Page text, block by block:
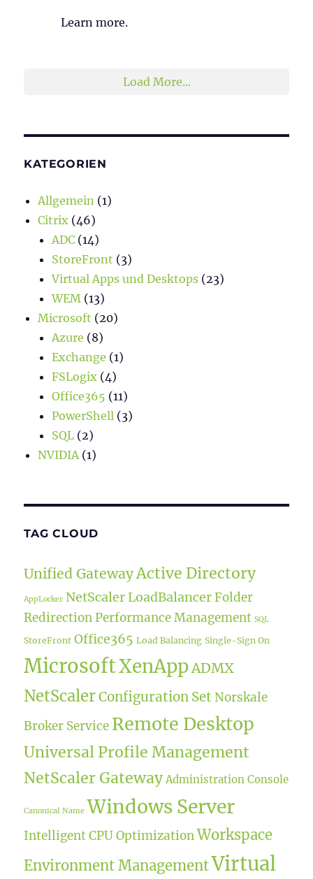
Learn more.
Load More...
KATEGORIEN
Allgemein (1)
Citrix (46)
ADC (14)
StoreFront (3)
Virtual Apps und Desktops (23)
WEM (13)
Microsoft (20)
Azure (8)
Exchange (1)
FSLogix (4)
Office365 (11)
PowerShell (3)
SQL (2)
NVIDIA(1)
TAG CLOUD
Unified GatewayActive Directory
AppLocker NetScaler LoadBalancer Folder
Redirection Performance Management SQL
StoreFront Office365 Load Balancing Single-Sign On
MicrosoftXenAppADMX
NetScalerConfiguration Set Norskale
Broker Service Remote Desktop
Universal Profile Management
NetScaler Gateway Administration Console
Canonical Name Windows Server
Intelligent CPU Optimization Workspace
Environment ManagementVirtual